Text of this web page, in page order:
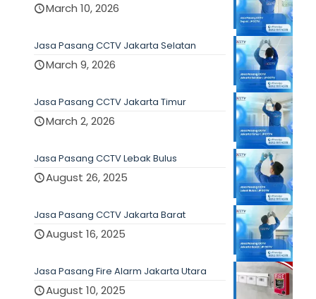
March 10, 2026
Jasa Pasang CCTV Jakarta Selatan
March 9, 2026
Jasa Pasang CCTV Jakarta Timur
March 2, 2026
Jasa Pasang CCTV Lebak Bulus
August 26, 2025
Jasa Pasang CCTV Jakarta Barat
August 16, 2025
Jasa Pasang Fire Alarm Jakarta Utara
August 10, 2025